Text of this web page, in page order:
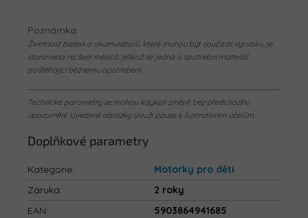
Poznámka:
Životnost baterií a akumulátorů, které mohou být součástí výrobku, je
stanovena na šest měsíců, jelikož se jedná o spotřební materiál
podléhající běžnému opotřebení.
Technické parametry se mohou kdykoli změnit bez předchozího
upozornění. Uvedené obrázky slouží pouze k ilustrativním účelům.
Doplňkové parametry
Kategorie:
Motorky pro děti
Záruka:
2 roky
EAN:
5903864941685